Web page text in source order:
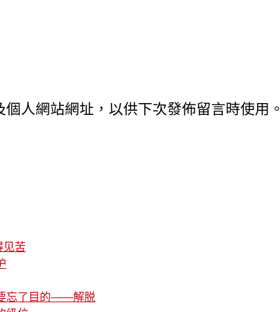
人網站網址，以供下次發佈留言時使用。
苦
忘了目的——解脱